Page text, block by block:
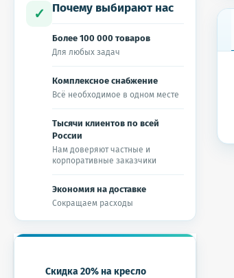
✓ Почему выбирают нас
Более 100 000 товаров
Для любых задач
Комплексное снабжение
Всё необходимое в одном месте
Тысячи клиентов по всей
России
Нам доверяют частные и
корпоративные заказчики
Экономия на доставке
Сокращаем расходы
Скидка 20% на кресло